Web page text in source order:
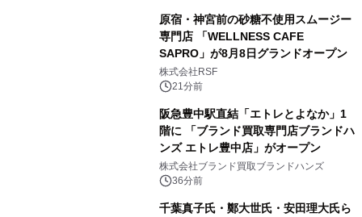
原宿・神宮前の砂糖不使用スムージー
専門店 「WELLNESS CAFE
SAPRO」が8月8日グランドオープン
株式会社RSF
21分前
阪急豊中駅直結「エトレとよなか」1
階に 「ブランド買取専門店ブランドハ
ンズ エトレ豊中店」がオープン
株式会社ブランド買取ブランドハンズ
36分前
千葉真子氏・鄭大世氏・安田理大氏ら